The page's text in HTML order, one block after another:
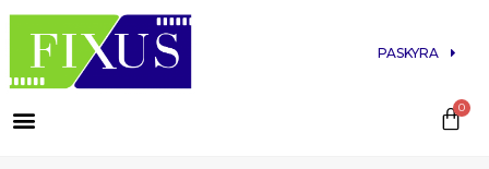
PASKYRA